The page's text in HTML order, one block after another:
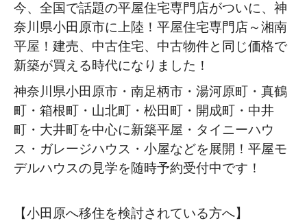
今、全国で話題の平屋住宅専門店がついに、神
奈川県小田原市に上陸！平屋住宅専門店～湘南
平屋！建売、中古住宅、中古物件と同じ価格で
新築が買える時代になりました！
神奈川県小田原市・南足柄市・湯河原町・真鶴
町・箱根町・山北町・松田町・開成町・中井
町・大井町を中心に新築平屋・タイニーハウ
ス・ガレージハウス・小屋などを展開！平屋モ
デルハウスの見学を随時予約受付中です！
【小田原へ移住を検討されている方へ】